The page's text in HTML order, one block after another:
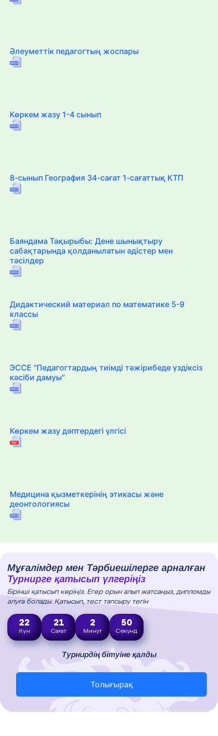
Әлеуметтік педагогтың жоспары
Көркем жазу 1-4 сынып
8-сынып География 34-сағат 1-сағаттық КТП
Баяндама Тақырыбы: Дене шынықтыру
сабақтарында қолданылатын әдістер мен
тәсілдер
Дидактический материал по математике 5-9
классы
ЭССЕ "Педагогтардың тиімді тәжірибеде үздіксіз
кәсіби дамуы"
Көркем жазу дәптердегі үлгісі
Медицина қызметкерінің этикасы және
деонтологиясы
Мұғалімдер мен Тәрбиешілерге арналған
Турнирге қатысып үлгеріңіз
Бірінші қатысып көріңіз. Егер орын алып жатсаңыз, дипломды
алуға болады. Қатысып, тест тапсыру тегін
22
Күн
21
Сағат
2
Минут
49
Секунд
Турнирдің бітуіне қалды
Толығырақ